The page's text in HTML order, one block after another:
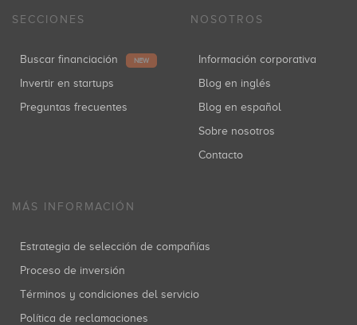
SECCIONES
Buscar financiación NEW
Invertir en startups
Preguntas frecuentes
NOSOTROS
Información corporativa
Blog en inglés
Blog en español
Sobre nosotros
Contacto
MÁS INFORMACIÓN
Estrategia de selección de compañías
Proceso de inversión
Términos y condiciones del servicio
Política de reclamaciones